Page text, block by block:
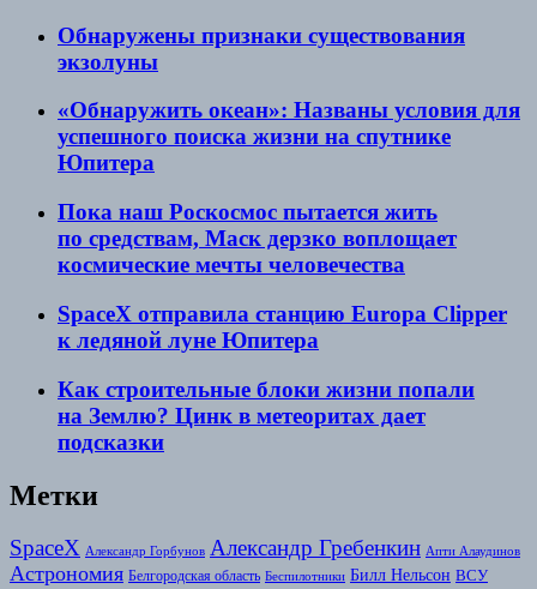
Обнаружены признаки существования
экзолуны
«Обнаружить океан»: Названы условия для
успешного поиска жизни на спутнике
Юпитера
Пока наш Роскосмос пытается жить
по средствам, Маск дерзко воплощает
космические мечты человечества
SpaceX отправила станцию Europa Clipper
к ледяной луне Юпитера
Как строительные блоки жизни попали
на Землю? Цинк в метеоритах дает
подсказки
Метки
SpaceX Александр Горбунов Александр Гребенкин Апти Алаудинов
Астрономия Белгородская область Беспилотники Билл Нельсон ВСУ